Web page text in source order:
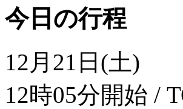
今日の行程
12月21日(土)
12時05分開始 /